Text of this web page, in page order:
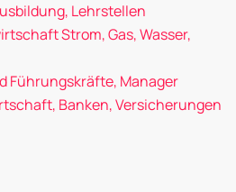
Lehrstellen
Strom, Gas, Wasser,
Führungskräfte, Manager
Banken, Versicherungen